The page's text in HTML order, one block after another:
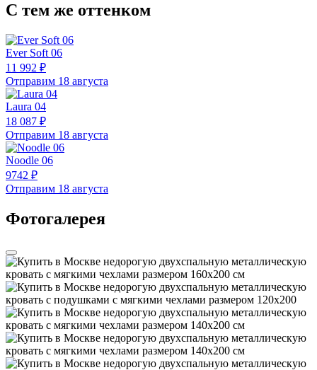
С тем же оттенком
Ever Soft 06
11 992 ₽
Отправим 18 августа
Laura 04
18 087 ₽
Отправим 18 августа
Noodle 06
9742 ₽
Отправим 18 августа
Фотогалерея